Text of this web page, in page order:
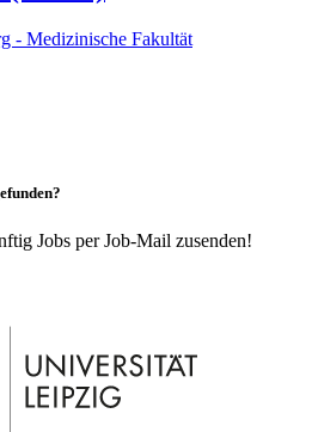
- Medizinische Fakultät
Jobs per Job-Mail zusenden!